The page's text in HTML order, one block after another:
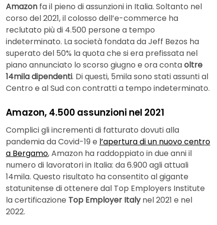
Amazon fa il pieno di assunzioni in Italia. Soltanto nel
corso del 2021, il colosso dell’e-commerce ha
reclutato più di 4.500 persone a tempo
indeterminato. La società fondata da Jeff Bezos ha
superato del 50% la quota che si era prefissata nel
piano annunciato lo scorso giugno e ora contaoltre
14mila dipendenti. Di questi, 5mila sono stati assunti al
Centro e al Sud con contratti a tempo indeterminato.
Amazon, 4.500 assunzioni nel 2021
Complici gli incrementi di fatturato dovuti alla
pandemia da Covid-19 e l’apertura di un nuovo centro
a Bergamo, Amazon ha raddoppiato in due anni il
numero di lavoratori in Italia: da 6.900 agli attuali
14mila. Questo risultato ha consentito al gigante
statunitense di ottenere dal Top Employers Institute
la certificazione Top Employer Italynel 2021 e nel
2022.